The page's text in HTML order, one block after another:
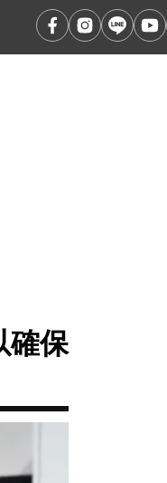
確保